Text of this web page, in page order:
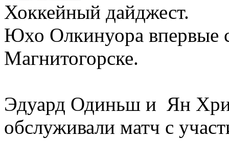
Хоккейный дайджест.
Юхо Олкинуора впервые
Магнитогорске.
Эдуард Одиньш и Ян
обслуживали матч с